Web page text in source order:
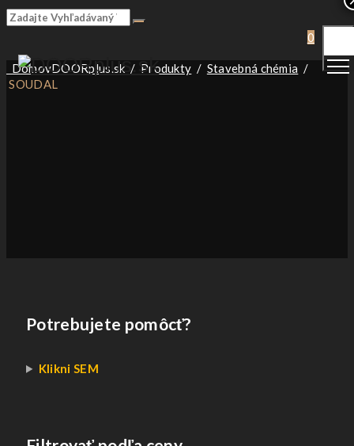
0
DomovDOORplus.sk / Produkty / Stavebná chémia /
SOUDAL
Potrebujete pomôcť?
Klikni SEM